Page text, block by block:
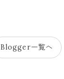
Blogger一覧へ